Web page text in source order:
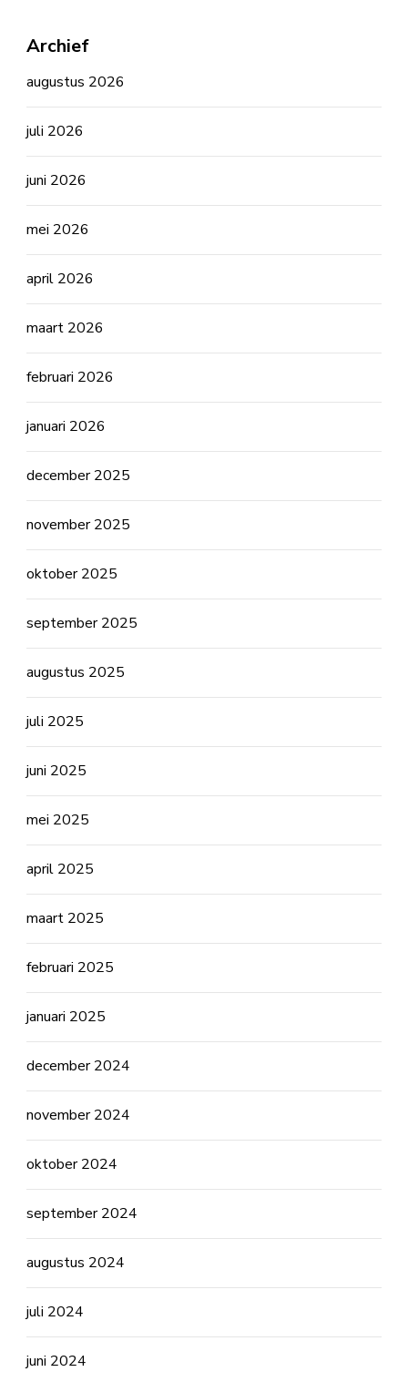
Archief
augustus 2026
juli 2026
juni 2026
mei 2026
april 2026
maart 2026
februari 2026
januari 2026
december 2025
november 2025
oktober 2025
september 2025
augustus 2025
juli 2025
juni 2025
mei 2025
april 2025
maart 2025
februari 2025
januari 2025
december 2024
november 2024
oktober 2024
september 2024
augustus 2024
juli 2024
juni 2024